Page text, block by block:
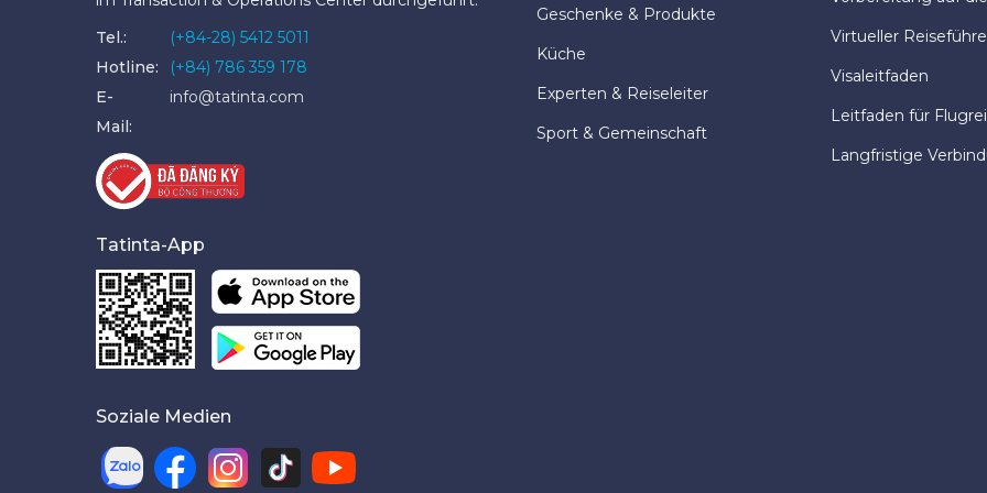
Tel.:
(+84-28) 5412 5011
Hotline:
(+84) 786 359 178
E-
Mail:
info@tatinta.com
Tatinta-App
Soziale Medien
Geschenke & Produkte
Küche
Experten & Reiseleiter
Sport & Gemeinschaft
Virtueller
Visaleitfaden
Leitfaden für
Langfristige